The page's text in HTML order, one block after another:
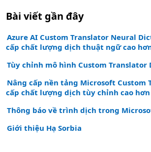
Bài viết gần đây
Azure AI Custom Translator Neural
cấp chất lượng dịch thuật ngữ cao
Tùy chỉnh mô hình Custom Translator
Nâng cấp nền tảng Microsoft Custom
cấp chất lượng dịch tùy chỉnh cao hơn
Thông báo về trình dịch trong
Giới thiệu Hạ Sorbia